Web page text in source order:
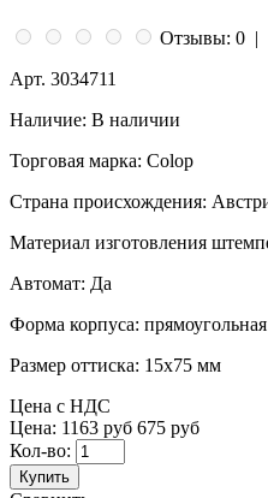
Отзывы: 0 |
Арт. 3034711
Наличие: В наличии
Торговая марка: Colop
Страна происхождения:
Материал изготовления
Автомат: Да
Форма корпуса: прямоугольная
Размер оттиска: 15x75 мм
Цена с НДС
Цена: 1163 руб 675 руб
Кол-во:
Купить